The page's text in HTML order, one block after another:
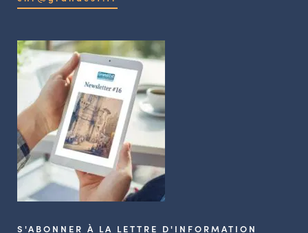
S'ABONNER À LA LETTRE D'INFORMATION